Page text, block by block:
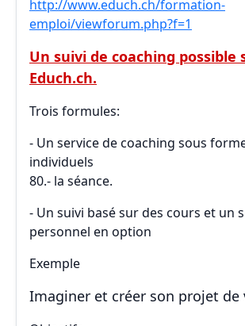
http://www.educh.ch/formation-
emploi/viewforum.php?f=1
Un suivi de coaching possible
Educh.ch.
Trois formules:
- Un service de coaching sous
individuels
80.- la séance.
- Un suivi basé sur des cours et un
personnel en option
Exemple
Imaginer et créer son projet de